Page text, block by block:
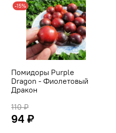
-15%
Помидоры Purple
Dragon - Фиолетовый
Дракон
110 ₽
94 ₽